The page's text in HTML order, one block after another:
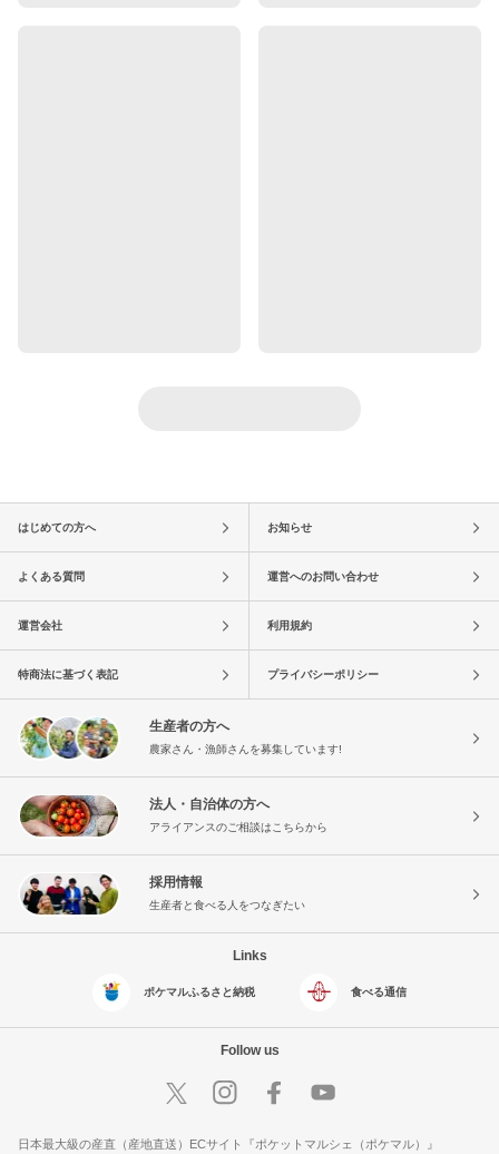
はじめての方へ お知らせ
よくある質問 運営へのお問い合わせ
運営会社 利用規約
特商法に基づく表記 プライバシーポリシー
生産者の方へ
農家さん・漁師さんを募集しています!
法人・自治体の方へ
アライアンスのご相談はこちらから
採用情報
生産者と食べる人をつなぎたい
Links
ポケマルふるさと納税 食べる通信
Follow us
日本最大級の産直（産地直送）ECサイト『ポケットマルシェ（ポケマル）』